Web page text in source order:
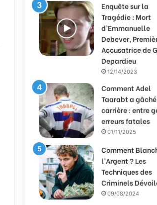
Enquête sur la
Tragédie : Mort
d’Emmanuelle
Debever,
Accusatrice de
Depardieu
12/14/2023
Comment Adel
Taarabt a
carrière : entre
erreurs fatales
01/11/2025
Comment
l’Argent ? Les
Techniques des
Criminels
09/08/2024